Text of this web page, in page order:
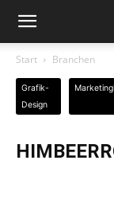
Start Branchen
Grafik-
Design